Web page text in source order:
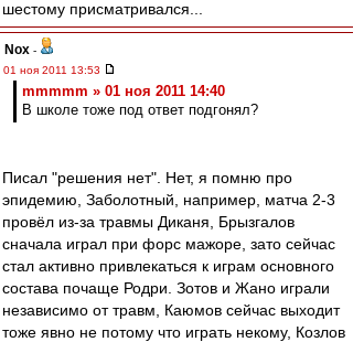
шестому присматривался...
Nox -
01 ноя 2011 13:53
mmmmm » 01 ноя 2011 14:40
В школе тоже под ответ подгонял?
Писал "решения нет". Нет, я помню про
эпидемию, Заболотный, например, матча 2-3
провёл из-за травмы Диканя, Брызгалов
сначала играл при форс мажоре, зато сейчас
стал активно привлекаться к играм основного
состава почаще Родри. Зотов и Жано играли
независимо от травм, Каюмов сейчас выходит
тоже явно не потому что играть некому, Козлов